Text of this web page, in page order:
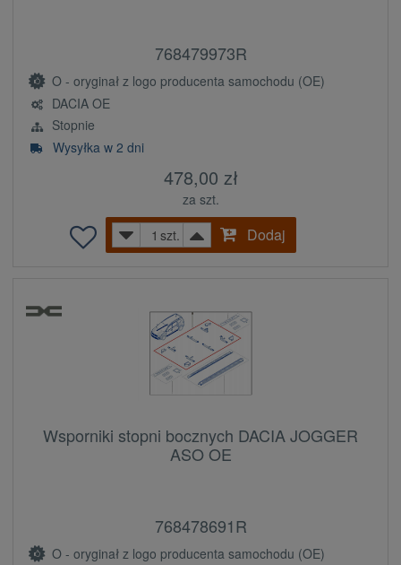
768479973R
O - oryginał z logo producenta samochodu (OE)
DACIA OE
Stopnie
Wysyłka w 2 dni
478,00 zł
za szt.
szt.
Dodaj
Wsporniki stopni bocznych DACIA JOGGER
ASO OE
768478691R
O - oryginał z logo producenta samochodu (OE)